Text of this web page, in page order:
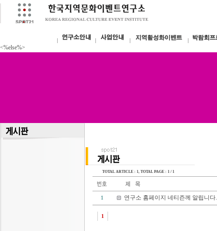
<%else%>
TOTAL ARTICLE : 1, TOTAL PAGE : 1 / 1
1 연구소 홈페이지 네티즌께 알립니다.
1